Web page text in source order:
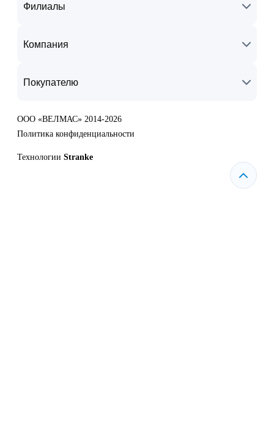
Филиалы
Компания
Покупателю
ООО «ВЕЛМАС» 2014-2026
Политика конфиденциальности
Технологии Stranke